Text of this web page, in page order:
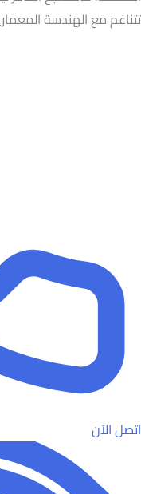
تتناغم مع الهندسة
اتصل الآن